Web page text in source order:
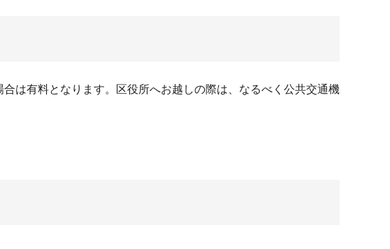
は有料となります。区役所へお越しの際は、なるべく公共交通機